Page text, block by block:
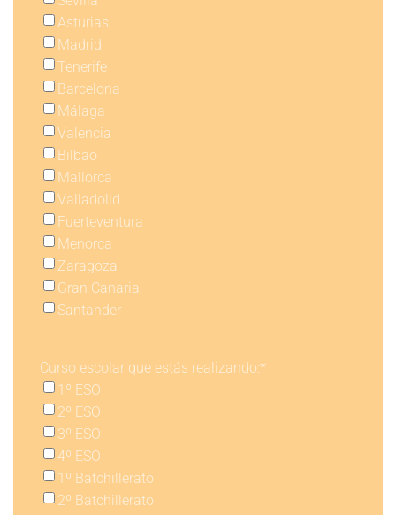
Asturias
Madrid
Tenerife
Barcelona
Málaga
Valencia
Bilbao
Mallorca
Valladolid
Fuerteventura
Menorca
Zaragoza
Gran Canaria
Santander
Curso escolar que estás realizando:*
1º ESO
2º ESO
3º ESO
4º ESO
1º Batchillerato
2º Batchillerato